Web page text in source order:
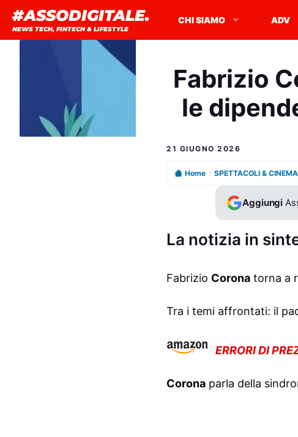
contenuto
#ASSODIGITALE.
NEWS TECH, FINTECH & LIFESTYLE
CHI SIAMO ADV
Fabrizio
le
21 GIUGNO 2026
Home / SPETTACOLI & CINEMA
Aggiungi
La notizia in
Fabrizio Corona torna a
Tra i temi affrontati: il
ERRORI DI
Corona parla della